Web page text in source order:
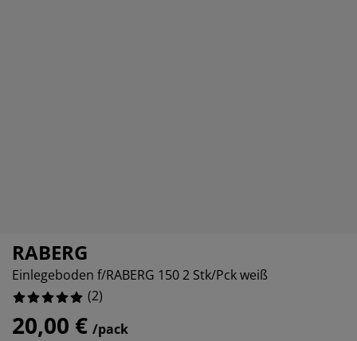
RABERG
Einlegeboden f/RABERG 150 2 Stk/Pck weiß
(2)
20,00 € /pack